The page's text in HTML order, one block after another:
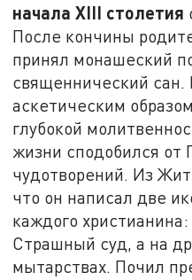
началаXIII столетия
После кончины
принял монашеский
священнический сан.
аскетическим
глубокой
жизни сподобился от
чудотворений. Из
что он написал две
каждого
Страшный суд, а на
мытарствах. Почил